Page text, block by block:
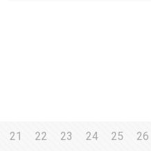
21 22 23 24 25 26